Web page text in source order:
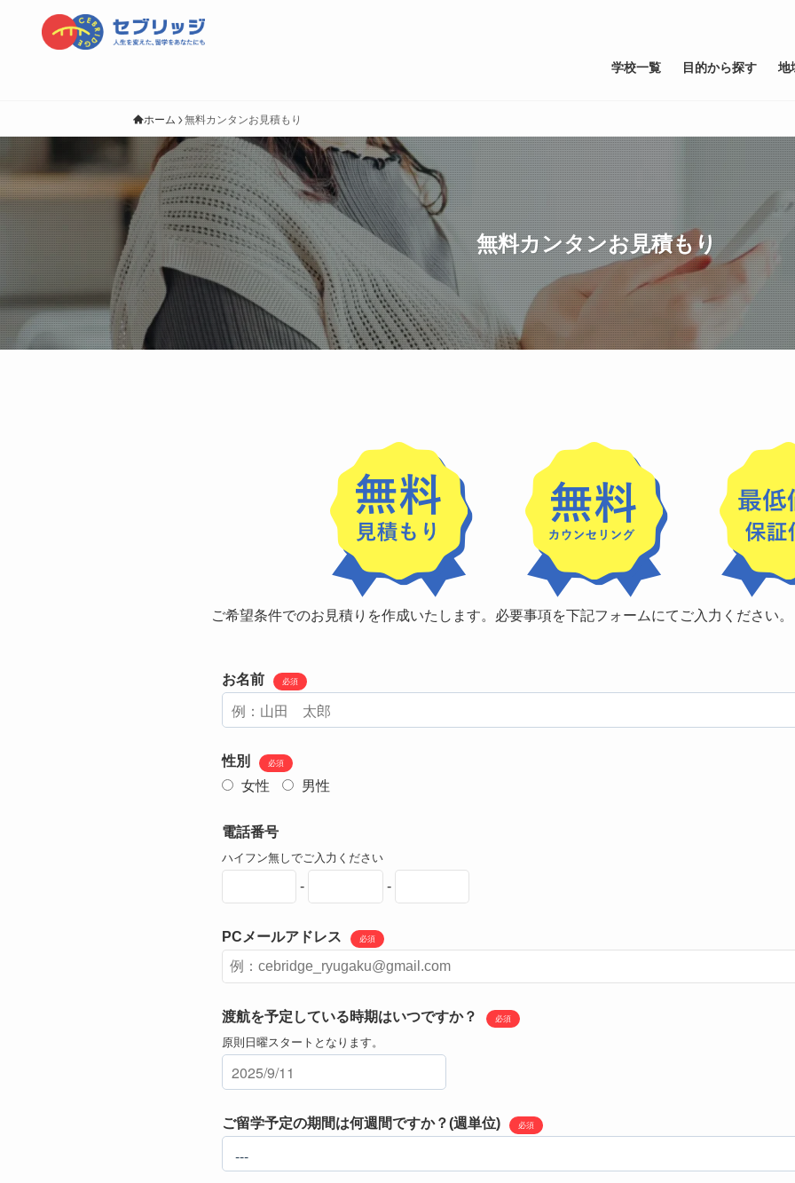
学校一覧 目的から探す 地
ホーム 無料カンタンお見積もり
無料カンタンお見積もり
ご希望条件でのお見積りを作成いたします。必要事項を下記フォームにてご入力ください。
お名前 必須
性別 必須
女性 男性
電話番号
ハイフン無しでご入力ください
- -
PCメールアドレス 必須
渡航を予定している時期はいつですか？ 必須
原則日曜スタートとなります。
ご留学予定の期間は何週間ですか？(週単位) 必須